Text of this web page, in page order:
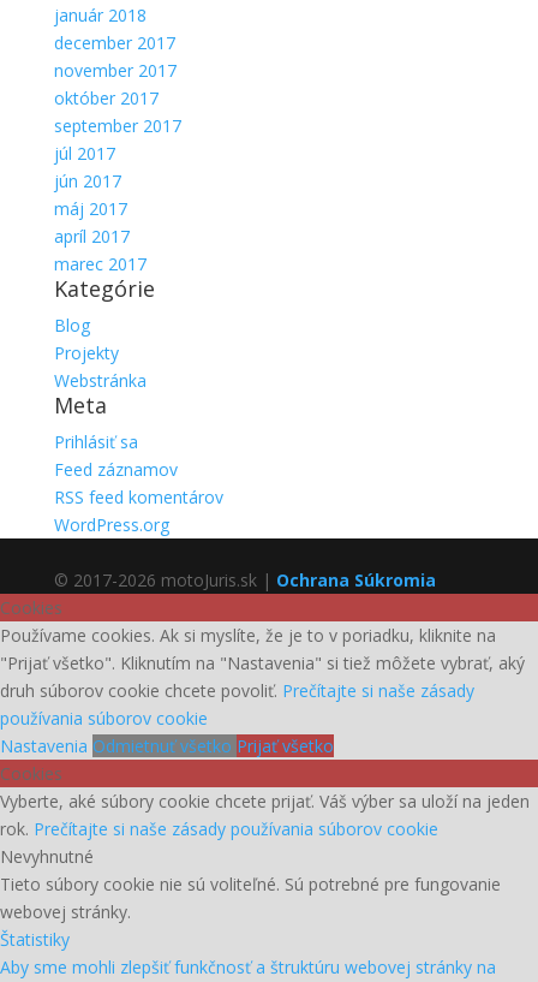
január 2018
december 2017
november 2017
október 2017
september 2017
júl 2017
jún 2017
máj 2017
apríl 2017
marec 2017
Kategórie
Blog
Projekty
Webstránka
Meta
Prihlásiť sa
Feed záznamov
RSS feed komentárov
WordPress.org
© 2017-2026 motoJuris.sk | Ochrana Súkromia
Cookies
Používame cookies. Ak si myslíte, že je to v poriadku, kliknite na
"Prijať všetko". Kliknutím na "Nastavenia" si tiež môžete vybrať, aký
druh súborov cookie chcete povoliť. Prečítajte si naše zásady
používania súborov cookie
Nastavenia Odmietnuť všetko Prijať všetko
Cookies
Vyberte, aké súbory cookie chcete prijať. Váš výber sa uloží na jeden
rok. Prečítajte si naše zásady používania súborov cookie
Nevyhnutné
Tieto súbory cookie nie sú voliteľné. Sú potrebné pre fungovanie
webovej stránky.
Štatistiky
Aby sme mohli zlepšiť funkčnosť a štruktúru webovej stránky na